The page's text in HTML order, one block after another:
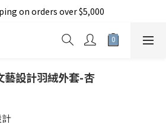
入新會員現折150元
on orders over $5,000
入新會員現折150元
藝設計羽絨外套-杏